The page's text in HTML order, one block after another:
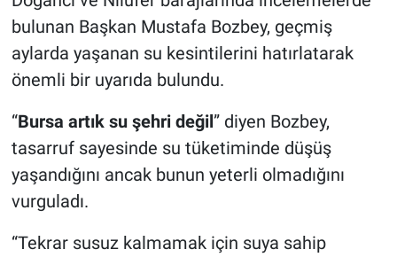
bulunan Başkan Mustafa Bozbey, geçmiş
aylarda yaşanan su kesintilerini hatırlatarak
önemli bir uyarıda bulundu.
“Bursa artık su şehri değil” diyen Bozbey,
tasarruf sayesinde su tüketiminde düşüş
yaşandığını ancak bunun yeterli olmadığını
vurguladı.
“Tekrar susuz kalmamak için suya sahip